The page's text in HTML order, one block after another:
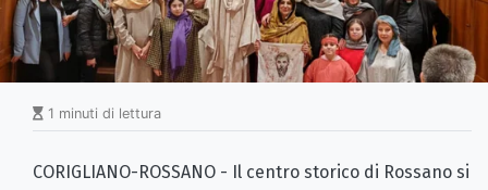
1 minuti di lettura
CORIGLIANO-ROSSANO - Il centro storico di Rossano si